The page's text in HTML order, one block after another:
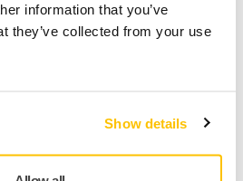
information that you’ve
they’ve collected from your use
Show details
șlefuirea curată, fără praf,
un aspirator folosind furtunul și
rapid folosind mecanismul
adaptarea la diferite suprafețe